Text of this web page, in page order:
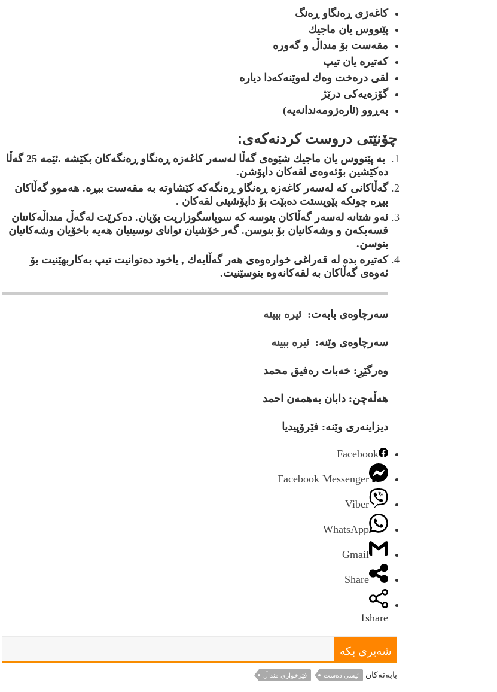
كاغه‌زى ڕه‌نگاو ڕه‌نگ
پێنووس يان ماجيك
مقه‌ست بۆ منداڵ و گه‌وره‌
كه‌تيره‌ يان تيپ
لقى دره‌خت وه‌ك له‌وێنه‌كه‌دا دياره‌
گۆزه‌يه‌كى درێژ
به‌ڕوو (ئاره‌زومه‌ندانه‌يه‌)
چۆنێتى دروست كردنه‌كه‌ى:
به‌ پێنووس يان ماجيك شێوه‌ى گه‌ڵا له‌سه‌ر كاغه‌زه‌ ڕه‌نگاو ڕه‌نگه‌كان بكێشه‌ .ئێمه‌ 25 گه‌ڵا
ده‌كێشين بۆئه‌وه‌ى لقه‌كان داپۆشن.
گه‌ڵاكانى كه‌ له‌سه‌ر كاغه‌زه‌ ڕه‌نگاو ڕه‌نگه‌كه‌ كێشاوته‌ به‌ مقه‌ست ببڕه‌. هه‌موو گه‌ڵاكان
ببڕه‌ چونكه‌ پێويستت ده‌بێت بۆ داپۆشينى لقه‌كان .
ئه‌و شتانه‌ له‌سه‌ر گه‌ڵاكان بنوسه‌ كه‌ سوپاسگوزاريت بۆيان. ده‌كرێت له‌گه‌ڵ منداڵه‌كانتان
قسه‌بكه‌ن و وشه‌كانيان بۆ بنوسن. گه‌ر خۆشيان تواناى نوسينيان هه‌يه‌ باخۆيان وشه‌كانيان
بنوسن.
كه‌تيره‌ بده‌ له‌ قه‌راغى خواره‌وه‌ى هه‌ر گه‌ڵايه‌ك , ياخود ده‌توانيت تيپ به‌كاربهێنيت بۆ
ئه‌وه‌ى گه‌ڵاكان به‌ لقه‌كانه‌وه‌ بنوسێنيت.
سه‌رچاوه‌ى بابه‌ت: ئيره ببينه
سه‌رچاوه‌ى وێنه‌: ئيره ببينه
وه‌رگێڕِ: خه‌بات ره‌فيق محمد
هه‌ڵه‌چن: دابان به‌همه‌ن احمد
ديزاينەرى وێنە: فێرۆپيديا
Facebook
Facebook Messenger
Viber
WhatsApp
Gmail
Share
1share
شەيرى بكە
بابەتەكان ئيشى ده‌ست فێرخوازى منداڵ